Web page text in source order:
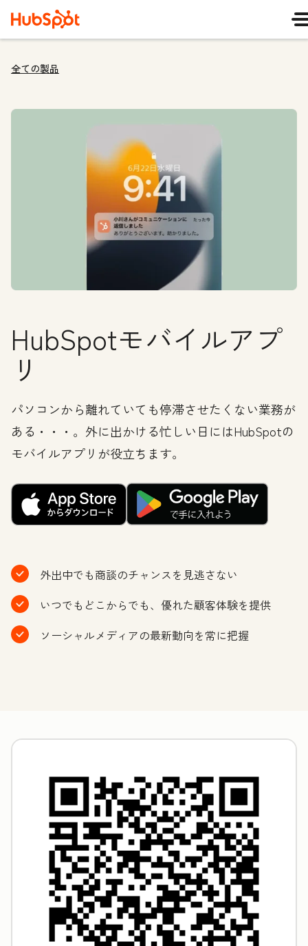
全ての製品
HubSpotモバイルアプ
リ
パソコンから離れていても停滞させたくない業務が
ある・・・。外に出かける忙しい日にはHubSpotの
モバイルアプリが役立ちます。
外出中でも商談のチャンスを見逃さない
いつでもどこからでも、優れた顧客体験を提供
ソーシャルメディアの最新動向を常に把握